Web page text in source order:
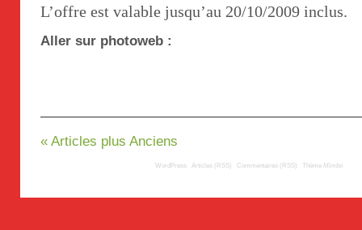
L’offre est valable jusqu’au 20/10/2009 inclus.
Aller sur photoweb :
« Articles plus Anciens
WordPress Articles (RSS) Commentaires (RSS) Thème Mimbo